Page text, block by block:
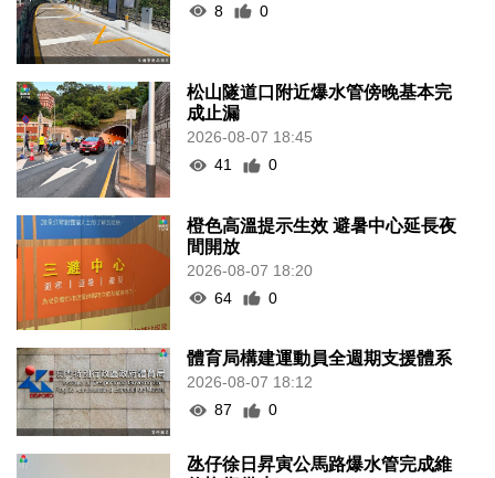
8
0
松山隧道口附近爆水管傍晚基本完
成止漏
2026-08-07 18:45
41
0
橙色高溫提示生效 避暑中心延長夜
間開放
2026-08-07 18:20
64
0
體育局構建運動員全週期支援體系
2026-08-07 18:12
87
0
氹仔徐日昇寅公馬路爆水管完成維